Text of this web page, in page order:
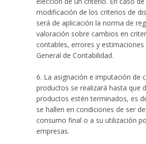
modificación de los criterios de
será de aplicación la norma de
valoración sobre cambios en
contables, errores y estimaciones
General de Contabilidad.
6. La asignación e imputación de
productos se realizará hasta que
productos estén terminados, es
se hallen en condiciones de ser
consumo final o a su utilización
empresas.